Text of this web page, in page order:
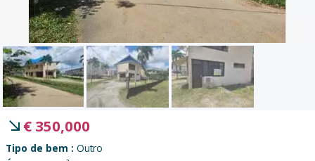
€ 350,000
Tipo de bem : Outro